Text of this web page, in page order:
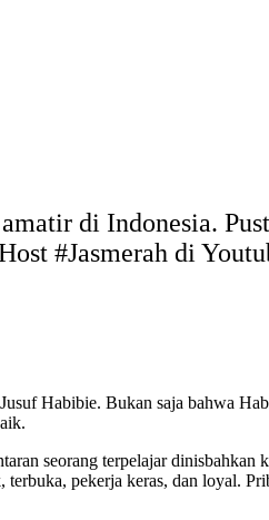
di Indonesia.
#Jasmerah di
Habibie. Bukan saja bahwa
seorang terpelajar dinisbahkan
pekerja keras, dan loyal.